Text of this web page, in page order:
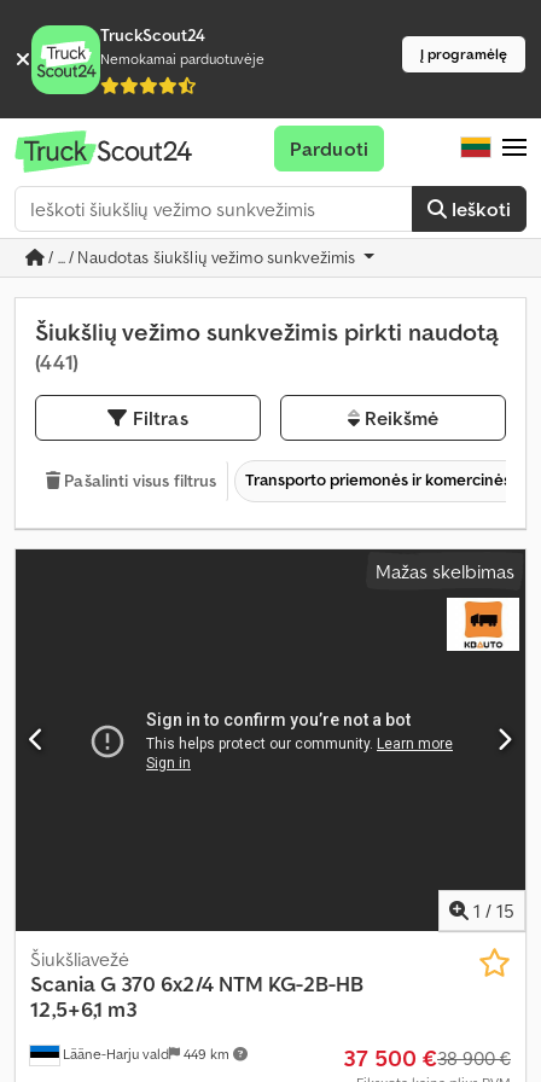
TruckScout24
Nemokamai parduotuvėje Į programėlę
Ieškoti
Parduoti
/ ... / Naudotas šiukšlių vežimo sunkvežimis
Šiukšlių vežimo sunkvežimis pirkti naudotą
(441)
Filtras Reikšmė
Pašalinti visus filtrus Transporto priemonės ir komercinės
Mažas skelbimas
1 / 15
Lääne-Harju vald 449 km
Šiukšliavežė
ScaniaG 370 6x2/4 NTM KG-2B-HB
12,5+6,1 m3
37 500 €38 900 €